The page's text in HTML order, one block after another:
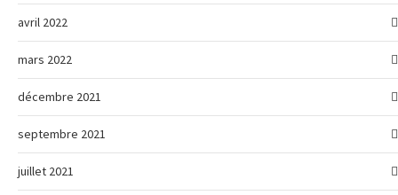
avril 2022
mars 2022
décembre 2021
septembre 2021
juillet 2021